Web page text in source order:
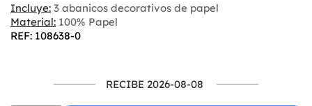
Incluye: 3 abanicos decorativos de papel
Material: 100% Papel
REF: 108638-0
RECIBE 2026-08-08